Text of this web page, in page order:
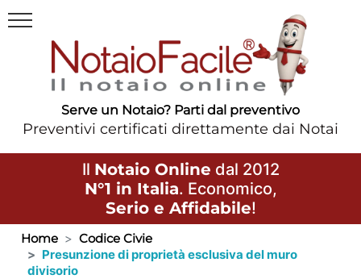
Serve un Notaio? Parti dal preventivo
Preventivi certificati direttamente dai Notai
Il Notaio Online dal 2012
N°1 in Italia. Economico,
Serio e Affidabile!
Home
Codice Civie
Presunzione di proprietà esclusiva del muro
divisorio